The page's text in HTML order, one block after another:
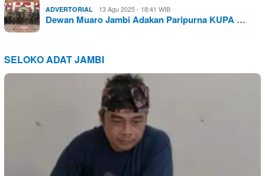
ADVERTORIAL 13 Agu 2025 - 18:41 WIB
Dewan Muaro Jambi Adakan Paripurna KUPA …
SELOKO ADAT JAMBI